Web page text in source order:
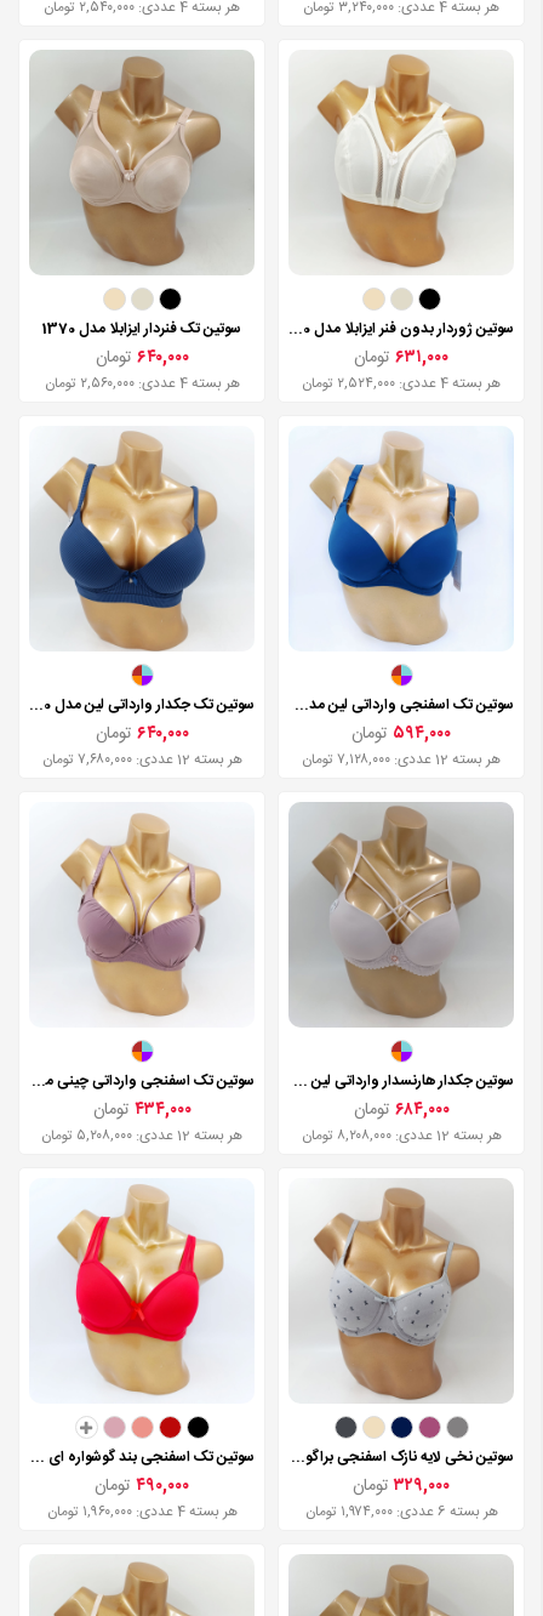
هر بسته 4 عددی: ۳,۲۴۰,۰۰۰ تومان هر بسته 4 عددی: ۲,۵۴۰,۰۰۰ تومان
سوتین ژوردار بدون فنر ایزابلا مدل 1350
۶۳۱,۰۰۰ تومان
هر بسته 4 عددی: ۲,۵۲۴,۰۰۰ تومان
سوتین تک فنردار ایزابلا مدل 1370
۶۴۰,۰۰۰ تومان
هر بسته 4 عددی: ۲,۵۶۰,۰۰۰ تومان
سوتین تک اسفنجی وارداتی لین مدل 9001
۵۹۴,۰۰۰ تومان
هر بسته 12 عددی: ۷,۱۲۸,۰۰۰ تومان
سوتین تک جکدار وارداتی لین مدل 3870
۶۴۰,۰۰۰ تومان
هر بسته 12 عددی: ۷,۶۸۰,۰۰۰ تومان
سوتین جکدار هارنسدار وارداتی لین مدل 23004
۶۸۴,۰۰۰ تومان
هر بسته 12 عددی: ۸,۲۰۸,۰۰۰ تومان
سوتین تک اسفنجی وارداتی چینی مدل 3365
۴۳۴,۰۰۰ تومان
هر بسته 12 عددی: ۵,۲۰۸,۰۰۰ تومان
سوتین نخی لایه نازک اسفنجی براگور مدل 1110
۳۲۹,۰۰۰تومان
هر بسته 6 عددی: ۱,۹۷۴,۰۰۰ تومان
سوتین تک اسفنجی بند گوشواره ای براگور مدل 1150
۴۹۰,۰۰۰ تومان
هر بسته 4 عددی: ۱,۹۶۰,۰۰۰ تومان